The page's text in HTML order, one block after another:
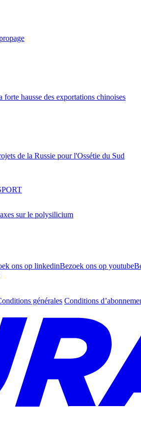
hausse des exportations chinoises
de la Russie pour l'Ossétie du Sud
sur le polysilicium
ons op linkedinBezoek ons op youtube
générales Conditions